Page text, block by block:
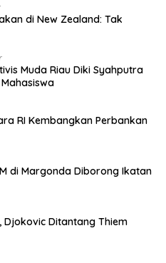
di New Zealand: Tak
Muda Riau Diki Syahputra
RI Kembangkan Perbankan
di Margonda Diborong Ikatan
Djokovic Ditantang Thiem